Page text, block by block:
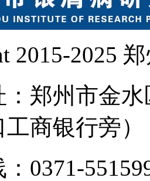
2015-2025
：郑州市金
商银行旁）
0371-